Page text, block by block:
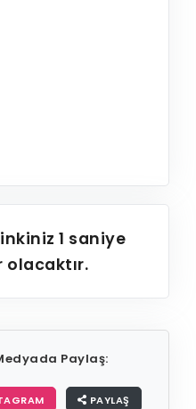
1 saniye
olacaktır.
Paylaş:
PAYLAŞ